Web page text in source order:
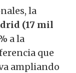
la
(17 mil
a la
que
ampliando